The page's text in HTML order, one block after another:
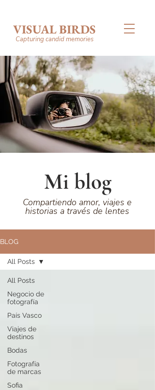
VISUAL BIRDS
Capturing candid memories
Mi blog
Compartiendo amor, viajes e
historias a través de lentes
BLOG
All Posts
Negocio de
fotografía
País Vasco
Viajes de
destinos
Bodas
Fotografía
de marcas
Sofia
All Posts